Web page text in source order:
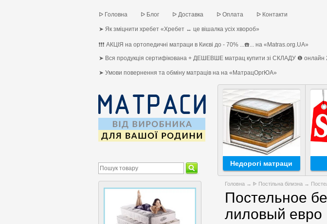
ᐅ Головна ᐅ Блог ᐅ Доставка ᐅ Оплата ᐅ Контакти
➤ Як зміцнити хребет «Хребет ↔ це вішалка усіх хвороб»
❗❗❗ АКЦІЯ на ортопедичні матраци в Києві до - 70% ...☎️... на «Matras.org.UA»
➤ Вся продукція сертифікована + ДЕШЕВШЕ матрац купити зі СКЛАДУ ❶ онлайн
➤ Умови повернення та обміну матраців на на «МатрацОргЮА»
Недорогі матраци
Головна → ᐈ Постільна білизна →
Постельное
лиловый евро